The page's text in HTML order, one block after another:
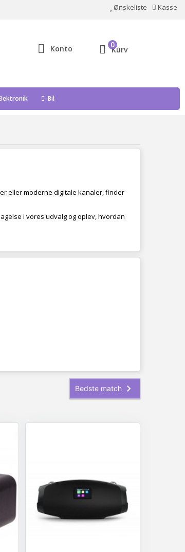
Ønskeliste Kasse
Konto Kurv
0
Bil
eller moderne digitale kanaler, finder
i vores udvalg og oplev, hvordan